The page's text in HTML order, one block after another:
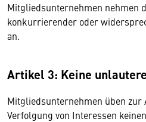
Mitgliedsunternehmen nehmen
konkurrierender oder
an.
Artikel 3: Keine
Mitgliedsunternehmen üben
Verfolgung von Interessen